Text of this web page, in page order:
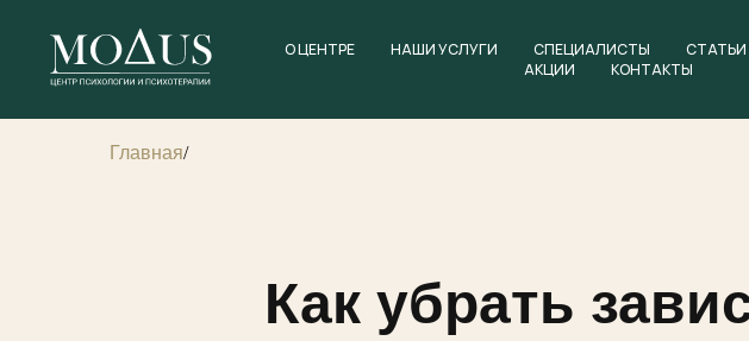
О ЦЕНТРЕ НАШИ УСЛУГИ СПЕЦИАЛИСТЫ СТАТЬИ
АКЦИИ
КОНТАКТЫ
Главная/
Как убрать